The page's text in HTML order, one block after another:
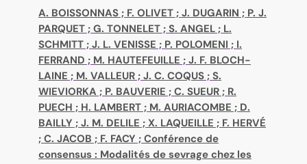
A. BOISSONNAS ; F. OLIVET ; J. DUGARIN ; P. J.
PARQUET ; G. TONNELET ; S. ANGEL ; L.
SCHMITT ; J. L. VENISSE ; P. POLOMENI ; I.
FERRAND ; M. HAUTEFEUILLE ; J. F. BLOCH-
LAINE ; M. VALLEUR ; J. C. COQUS ; S.
WIEVIORKA ; P. BAUVERIE ; C. SUEUR ; R.
PUECH ; H. LAMBERT ; M. AURIACOMBE ; D.
BAILLY ; J. M. DELILE ; X. LAQUEILLE ; F. HERVÉ
; C. JACOB ; F. FACY ; Conférence de
consensus : Modalités de sevrage chez les